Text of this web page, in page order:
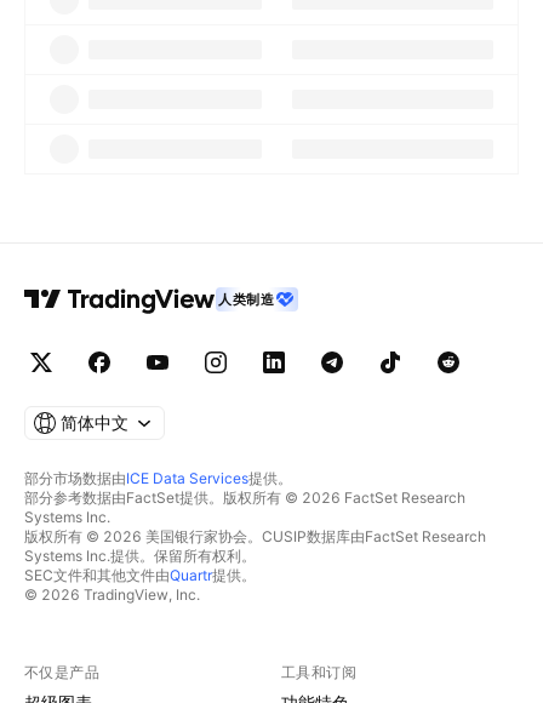
人类制造
简体中文
部分市场数据由ICE Data Services提供。
部分参考数据由FactSet提供。版权所有 © 2026 FactSet Research
Systems Inc.
版权所有 © 2026 美国银行家协会。CUSIP数据库由FactSet Research
Systems Inc.提供。保留所有权利。
SEC文件和其他文件由Quartr提供。
© 2026 TradingView, Inc.
不仅是产品 工具和订阅